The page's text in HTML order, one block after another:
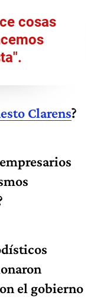
cosas
Clarens?
el gobierno